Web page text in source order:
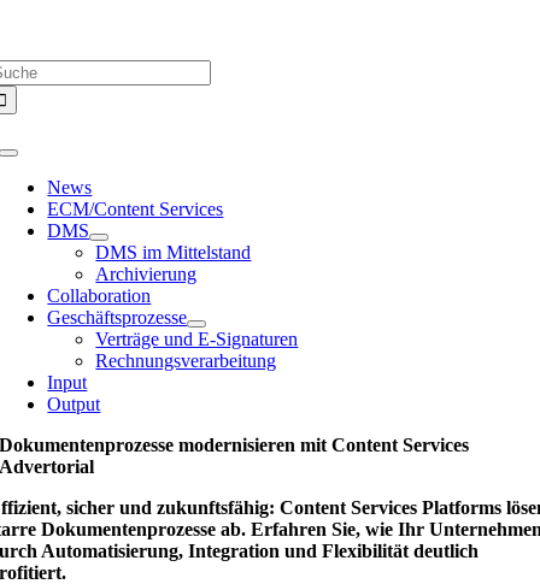
springen
Toggle
Navigation
News
ECM/Content Services
DMS
DMS im Mittelstand
Archivierung
Collaboration
Geschäftsprozesse
Verträge und E-Signaturen
Rechnungsverarbeitung
Input
Output
Dokumentenprozesse modernisieren mit Content Services
Advertorial
sicher und zukunftsfähig: Content Services Platforms
Dokumentenprozesse ab. Erfahren Sie, wie Ihr
Automatisierung, Integration und Flexibilität deutlich